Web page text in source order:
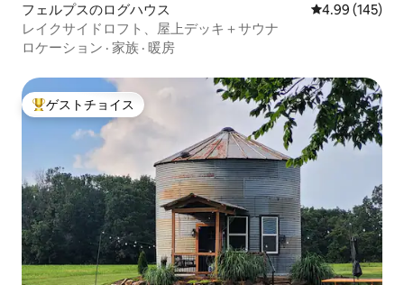
フェルプスのログハウス レビュー145
4.99 (145)
レイクサイドロフト、屋上デッキ＋サウナ
ロケーション · 家族 · 暖房
大好評のゲストチョイスです。
ゲストチョイス